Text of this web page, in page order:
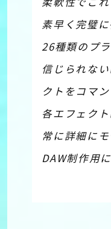
柔軟性でこ
素早く完璧に
26種類のプ
信じられな
クトをコマ
各エフェク
常に詳細に
DAW制作用